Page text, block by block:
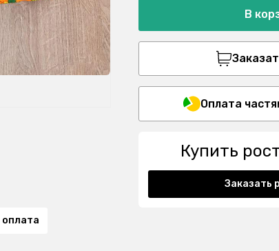
В
Оплата
Купить
Заказать
оплата